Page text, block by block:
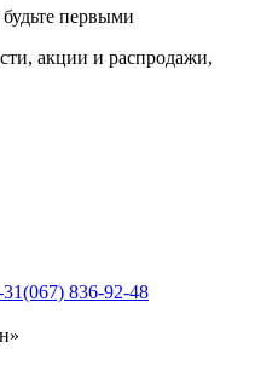
первыми
акции и распродажи,
(067) 836-92-48